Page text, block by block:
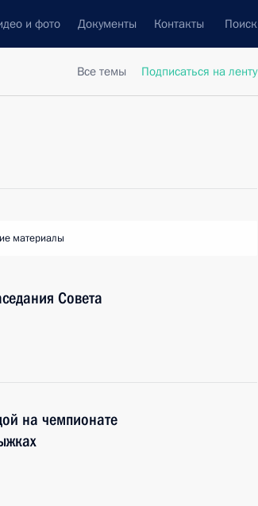
и фото Документы Контакты Поиск
Все темы Подписаться на ленту
материалы
Совета
на чемпионате